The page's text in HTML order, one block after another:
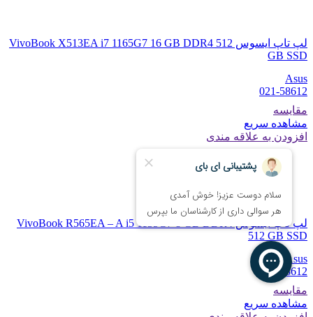
لپ تاپ ایسوس VivoBook X513EA i7 1165G7 16 GB DDR4 512
GB SSD
Asus
021-58612
مقایسه
مشاهده سریع
افزودن به علاقه مندی
لپ تاپ ایسوس VivoBook R565EA – A i5 1135G7 8 GB DDR4
512 GB SSD
Asus
021-58612
مقایسه
مشاهده سریع